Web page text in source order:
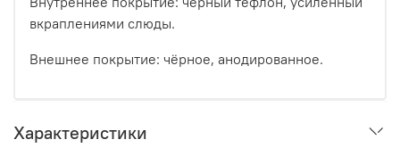
вкраплениями слюды.
Внешнее покрытие: чёрное, анодированное.
Характеристики